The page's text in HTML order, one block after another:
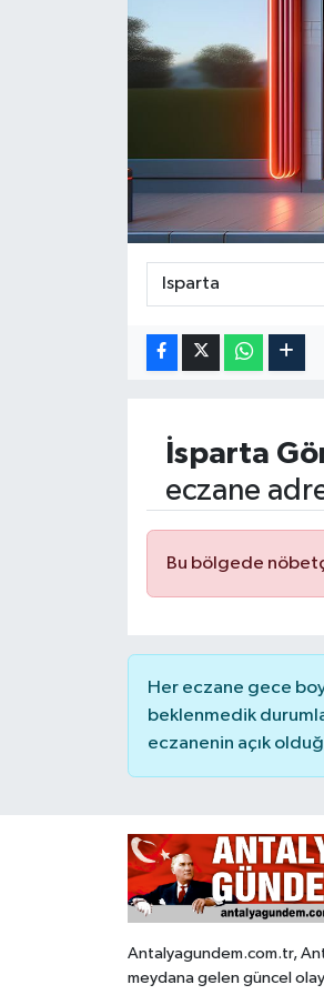
İsparta
eczane
Bu bölgede
Her eczane gece
beklenmedik
eczanenin açık
Antalyagundem.com.tr,
meydana gelen güncel
Kültür & Sanat
Sağlık & Yaşam